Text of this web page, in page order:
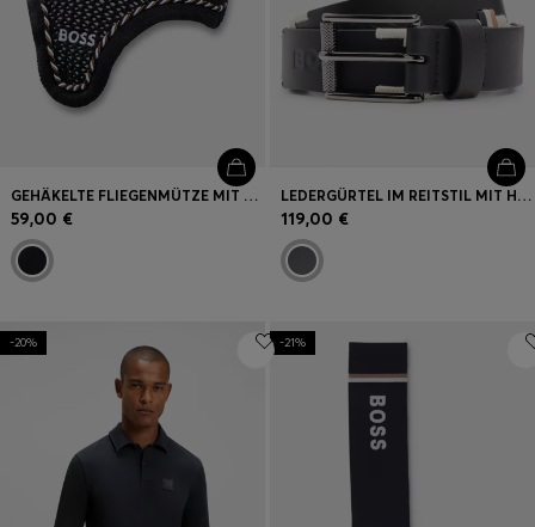
GEHÄKELTE FLIEGENMÜTZE MIT SIGNATURE-STREIFEN-EINFASSUNG
59,00 €
LEDERGÜRTEL IM REITSTIL MIT HANDGESTICKTEN SIGNATURE-STREIFEN
119,00 €
-20% -21%